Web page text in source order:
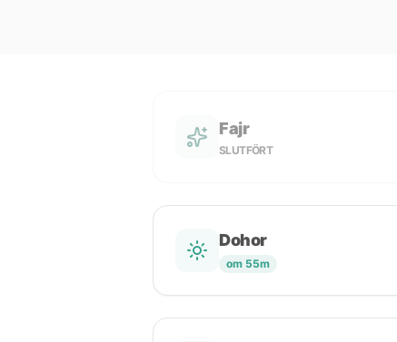
Fajr
SLUTFÖRT
Dohor
om 55m